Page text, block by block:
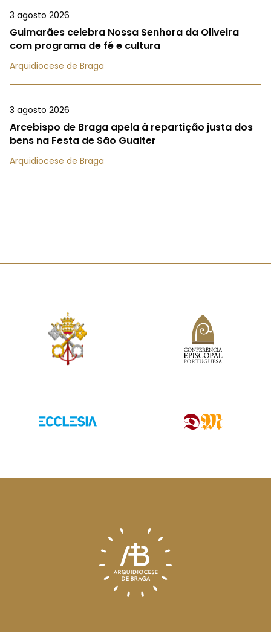
3 agosto 2026
Guimarães celebra Nossa Senhora da Oliveira
com programa de fé e cultura
Arquidiocese de Braga
3 agosto 2026
Arcebispo de Braga apela à repartição justa dos
bens na Festa de São Gualter
Arquidiocese de Braga